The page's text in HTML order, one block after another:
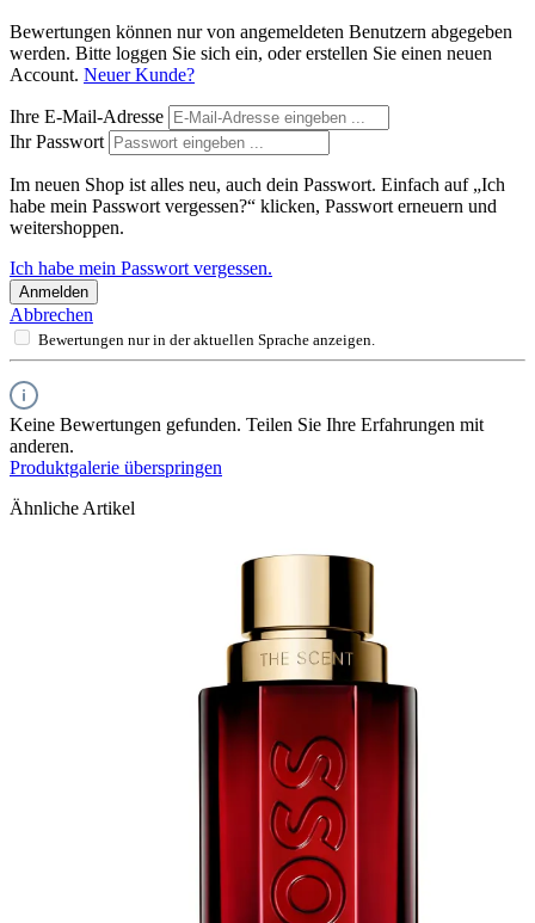
Bewertungen können nur von angemeldeten Benutzern abgegeben
werden. Bitte loggen Sie sich ein, oder erstellen Sie einen neuen
Account. Neuer Kunde?
Ihre E-Mail-Adresse
Ihr Passwort
Im neuen Shop ist alles neu, auch dein Passwort. Einfach auf „Ich
habe mein Passwort vergessen?“ klicken, Passwort erneuern und
weitershoppen.
Ich habe mein Passwort vergessen.
Anmelden
Abbrechen
Bewertungen nur in der aktuellen Sprache anzeigen.
Keine Bewertungen gefunden. Teilen Sie Ihre Erfahrungen mit
anderen.
Produktgalerie überspringen
Ähnliche Artikel